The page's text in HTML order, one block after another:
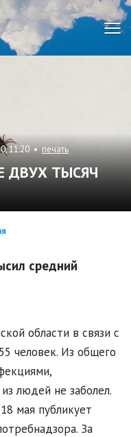
11:20 •печать
ДВУХ ТЫСЯЧ
средний
области в связи с
человек. Из общего
людей не заболел.
мая публикует
За